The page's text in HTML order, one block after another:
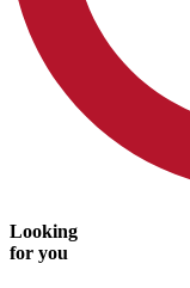
Looking
for you